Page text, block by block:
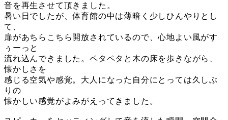
音を再生させて頂きました。
暑い日でしたが、体育館の中は薄暗く少しひんやりとし
て、
扉があちらこちら開放されているので、心地よい風がす
ぅーっと
流れ込んできました。ペタペタと木の床を歩きながら、
懐かしさを
感じる空気や感覚。大人になった自分にとっては久しぶ
りの
懐かしい感覚がよみがえってきました。